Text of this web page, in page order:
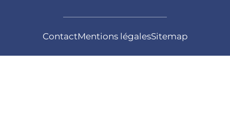
ContactMentions légalesSitemap